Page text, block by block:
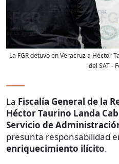
La FGR detuvo en Veracruz a Héctor
del SAT-
La Fiscalía General de la
Héctor Taurino Landa
Servicio de
presunta responsabilidad
enriquecimiento ilícito.